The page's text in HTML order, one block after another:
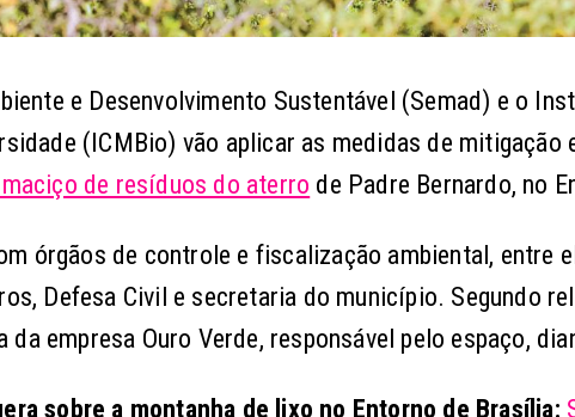
e Desenvolvimento Sustentável (Semad) e o
(ICMBio) vão aplicar as medidas de mitigação
de resíduos do aterro de Padre Bernardo, no
órgãos de controle e fiscalização ambiental, entre
Defesa Civil e secretaria do município. Segundo
empresa Ouro Verde, responsável pelo espaço,
sobre a montanha de lixo no Entorno de Brasília: